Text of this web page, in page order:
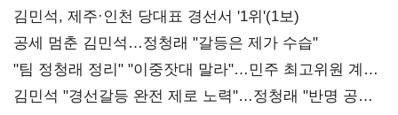
0.86%p(2보)
김민석, 제주·인천 당대표 경선서 '1위'(1보)
공세 멈춘 김민석…정청래 "갈등은 제가 수습"
"팀 정청래 정리" "이중잣대 말라"…민주 최고위원 계파
다툼 격화
김민석 "경선갈등 완전 제로 노력"…정청래 "반명 공세